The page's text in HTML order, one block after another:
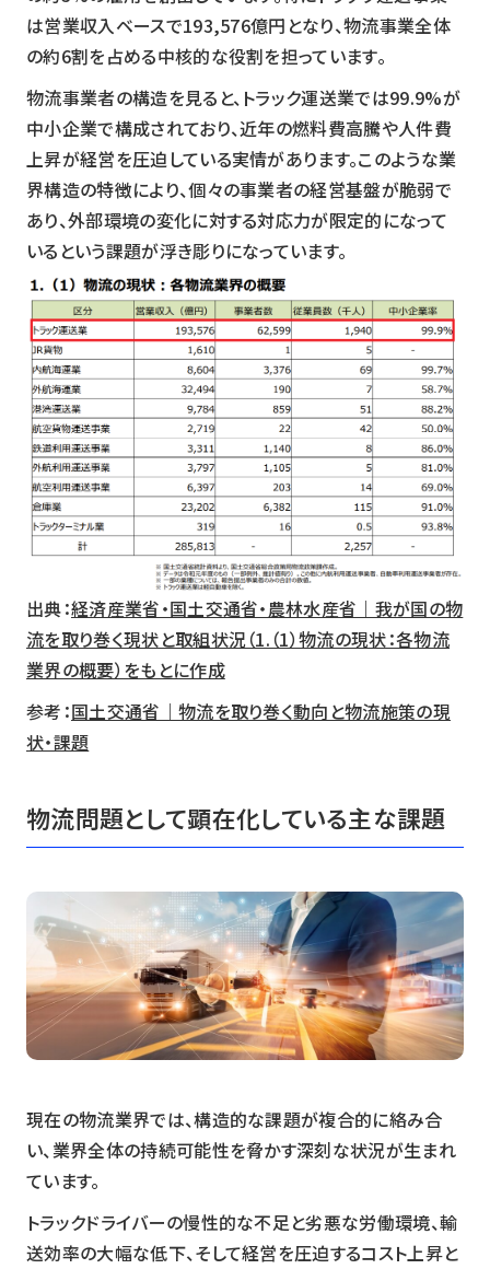
は営業収入ベースで193,576億円となり、物流事業全体
の約6割を占める中核的な役割を担っています。
物流事業者の構造を見ると、トラック運送業では99.9%が
中小企業で構成されており、近年の燃料費高騰や人件費
上昇が経営を圧迫している実情があります。このような業
界構造の特徴により、個々の事業者の経営基盤が脆弱で
あり、外部環境の変化に対する対応力が限定的になって
いるという課題が浮き彫りになっています。
出典：経済産業省・国土交通省・農林水産省｜我が国の物
流を取り巻く現状と取組状況（1.（1）物流の現状：各物流
業界の概要）をもとに作成
参考：国土交通省｜物流を取り巻く動向と物流施策の現
状・課題
物流問題として顕在化している主な課題
現在の物流業界では、構造的な課題が複合的に絡み合
い、業界全体の持続可能性を脅かす深刻な状況が生まれ
ています。
トラックドライバーの慢性的な不足と劣悪な労働環境、輸
送効率の大幅な低下、そして経営を圧迫するコスト上昇と